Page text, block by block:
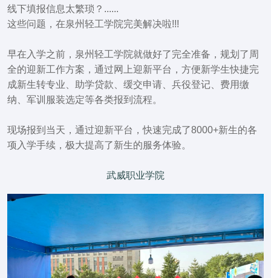
线下填报信息太繁琐？ ......
这些问题，在泉州轻工学院完美解决啦!!!
早在入学之前，泉州轻工学院就做好了完全准备，规划了周
全的迎新工作方案， 通过网上迎新平台 ，方便新学生快捷完
成新生转专业、助学贷款、缓交申请、兵役登记、费用缴
纳、军训服装选定等各类报到流程。
现场报到当天，通过迎新平台，快速完成了8000+新生的各
项入学手续，极大提高了新生的服务体验。
武威职业学院